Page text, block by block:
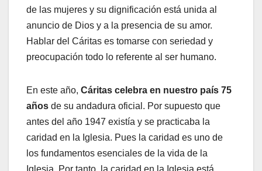
de las mujeres y su dignificación está unida al
anuncio de Dios y a la presencia de su amor.
Hablar del Cáritas es tomarse con seriedad y
preocupación todo lo referente al ser humano.
En este año, Cáritas celebra en nuestro país 75
años de su andadura oficial. Por supuesto que
antes del año 1947 existía y se practicaba la
caridad en la Iglesia. Pues la caridad es uno de
los fundamentos esenciales de la vida de la